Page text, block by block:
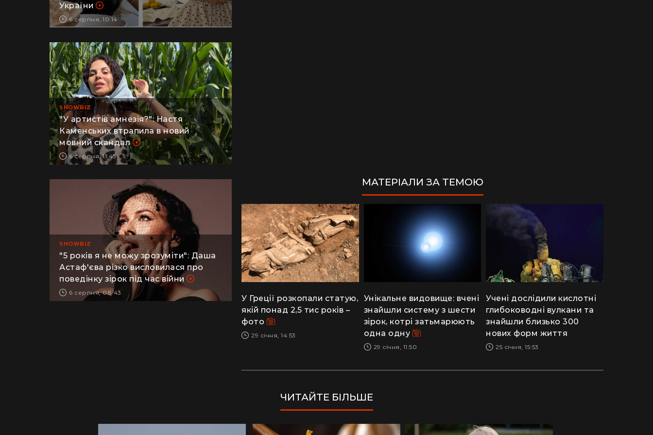
обстрілів замислюються про виїзд з
України
6 серпня, 10:14
SHOWBIZ
"У артистів амнезія?": Настя
Каменських втрапила в новий
мовний скандал
6 серпня, 11:45
SHOWBIZ
"5 років я не можу зрозуміти": Даша
Астаф'єва різко висловилася про
поведінку зірок під час війни
6 серпня, 08:43
МАТЕРІАЛИ ЗА ТЕМОЮ
У Греції розкопали статую,
якій понад 2,5 тис років –
фото
29 січня, 14:53
Унікальне видовище: вчені
знайшли систему з шести
зірок, котрі затьмарюють
одна одну
29 січня, 11:50
Учені дослідили кислотні
глибоководні вулкани та
знайшли близько 300
нових форм життя
25 січня, 15:53
ЧИТАЙТЕ БІЛЬШЕ